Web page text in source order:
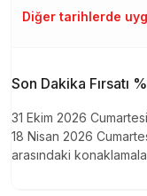
Diğer tarihlerde
Son Dakika Fırsatı
31 Ekim 2026
18 Nisan 2026
arasındaki